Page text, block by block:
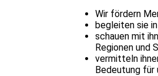
Wir fördern
begleiten sie
schauen mit
Regionen und
vermitteln
Bedeutung für